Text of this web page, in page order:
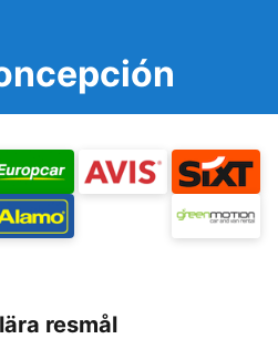
resmål